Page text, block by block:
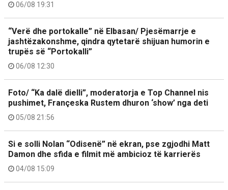
06/08 19:31
“Verë dhe portokalle” në Elbasan/ Pjesëmarrje e
jashtëzakonshme, qindra qytetarë shijuan humorin e
trupës së “Portokalli”
06/08 12:30
Foto/ “Ka dalë dielli”, moderatorja e Top Channel nis
pushimet, Françeska Rustem dhuron ‘show’ nga deti
05/08 21:56
Si e solli Nolan “Odisenë” në ekran, pse zgjodhi Matt
Damon dhe sfida e filmit më ambicioz të karrierës
04/08 15:09